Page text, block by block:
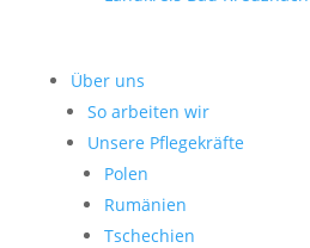
Über uns
So arbeiten wir
Unsere Pflegekräfte
Polen
Rumänien
Tschechien